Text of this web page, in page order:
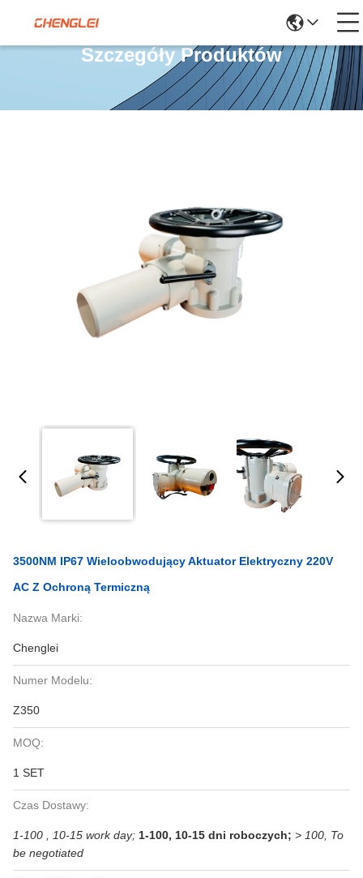
Szczegóły Produktów
3500NM IP67 Wieloobwodujący Aktuator Elektryczny 220V
AC Z Ochroną Termiczną
Nazwa Marki:
Chenglei
Numer Modelu:
Z350
MOQ:
1 SET
Czas Dostawy:
1-100 , 10-15 work day; 1-100, 10-15 dni roboczych; > 100, To
be negotiated